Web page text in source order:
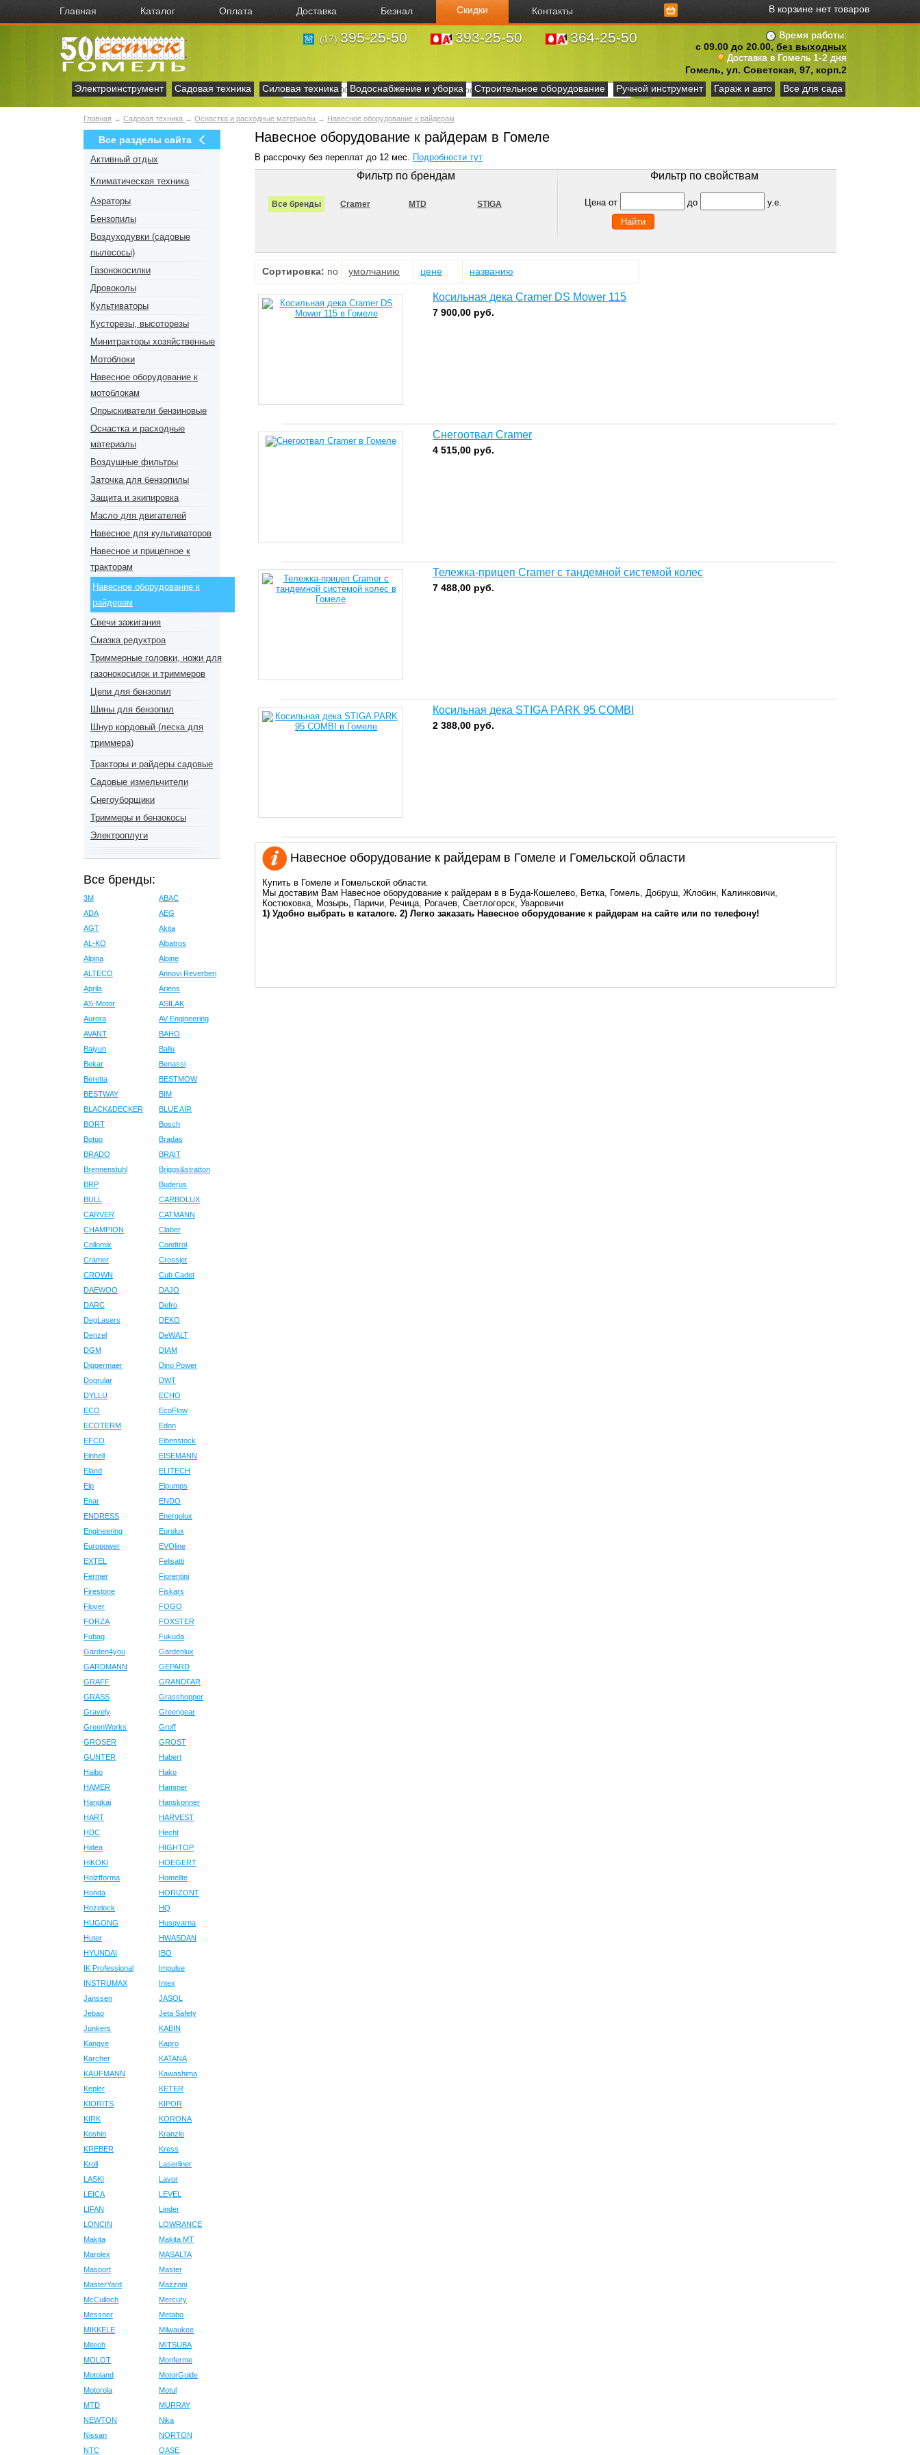
Главная Каталог Оплата Доставка Безнал Скидки Контакты В корзине нет товаров
Время работы:
с 09.00 до 20.00, без выходных
Доставка в Гомель 1-2 дня
Гомель, ул. Советская, 97, корп.2
(17) 395-25-50 393-25-50 364-25-50
Электроинструмент Садовая техника Силовая техника Водоснабжение и уборка Строительное оборудование Ручной инструмент Гараж и авто Все для сада
Главная → Садовая техника → Оснастка и расходные материалы → Навесное оборудование к райдерам
Все разделы сайта
Активный отдых
Климатическая техника
Аэраторы
Бензопилы
Воздуходувки (садовые
пылесосы)
Газонокосилки
Дровоколы
Культиваторы
Кусторезы, высоторезы
Минитракторы хозяйственные
Мотоблоки
Навесное оборудование к
мотоблокам
Опрыскиватели бензиновые
Оснастка и расходные
материалы
Воздушные фильтры
Заточка для бензопилы
Защита и экипировка
Масло для двигателей
Навесное для культиваторов
Навесное и прицепное к
тракторам
Навесное оборудование к
райдерам
Свечи зажигания
Смазка редуктроа
Триммерные головки, ножи для
газонокосилок и триммеров
Цепи для бензопил
Шины для бензопил
Шнур кордовый (леска для
триммера)
Тракторы и райдеры садовые
Садовые измельчители
Снегоуборщики
Триммеры и бензокосы
Электроплуги
Все бренды:
3M
ABAC
ADA
AEG
AGT
Akita
AL-KO
Albatros
Alpina
Alpine
ALTECO
Annovi Reverberi
Aprila
Ariens
AS-Motor
ASILAK
Aurora
AV Engineering
AVANT
BAHO
Baiyun
Ballu
Bekar
Benassi
Beretta
BESTMOW
BESTWAY
BIM
BLACK&DECKER
BLUE AIR
BORT
Bosch
Botuo
Bradas
BRADO
BRAIT
Brennenstuhl
Briggs&stratton
BRP
Buderus
BULL
CARBOLUX
CARVER
CATMANN
CHAMPION
Claber
Collomix
Condtrol
Cramer
Crossjet
CROWN
Cub Cadet
DAEWOO
DAJO
DARC
Defro
DegLasers
DEKO
Denzel
DeWALT
DGM
DIAM
Diggermaer
Dino Power
Dogrular
DWT
DYLLU
ECHO
ECO
EcoFlow
ECOTERM
Edon
EFCO
Eibenstock
Einhell
EISEMANN
Eland
ELITECH
Elp
Elpumps
Enar
ENDO
ENDRESS
Energolux
Engineering
Eurolux
Europower
EVOline
EXTEL
Felisatti
Fermer
Fiorentini
Firestone
Fiskars
Flover
FOGO
FORZA
FOXSTER
Fubag
Fukuda
Garden4you
Gardenlux
GARDMANN
GEPARD
GRAFF
GRANDFAR
GRASS
Grasshopper
Gravely
Greengear
GreenWorks
Groff
GROSER
GROST
GUNTER
Habert
Haibo
Hako
HAMER
Hammer
Hangkai
Hanskonner
HART
HARVEST
HDC
Hecht
Hidea
HIGHTOP
HiKOKI
HOEGERT
Holzfforma
Homelite
Honda
HORIZONT
Hozelock
HQ
HUGONG
Husqvarna
Huter
HWASDAN
HYUNDAI
IBO
IK Professional
Impulse
INSTRUMAX
Intex
Janssen
JASOL
Jebao
Jeta Safety
Junkers
KABIN
Kangye
Kapro
Karcher
KATANA
KAUFMANN
Kawashima
Kepler
KETER
KIORITS
KIPOR
KIRK
KORONA
Koshin
Kranzle
KREBER
Kress
Kroll
Laserliner
LASKI
Lavor
LEICA
LEVEL
LIFAN
Linder
LONCIN
LOWRANCE
Makita
Makita MT
Marolex
MASALTA
Masport
Master
MasterYard
Mazzoni
McCulloch
Mercury
Messner
Metabo
MIKKELE
Milwaukee
Mitech
MITSUBA
MOLOT
Monferme
Motoland
MotorGuide
Motorola
Motul
MTD
MURRAY
NEWTON
Nika
Nissan
NORTON
NTC
OASE
Навесное оборудование к райдерам в Гомеле
В рассрочку без переплат до 12 мес. Подробности тут
Фильтр по брендам
Все бренды Cramer MTD STIGA
Фильтр по свойствам
Цена от до у.е.
Сортировка: по умолчанию цене названию
Косильная дека Cramer DS Mower 115
7 900,00 руб.
Снегоотвал Cramer
4 515,00 руб.
Тележка-прицеп Cramer с тандемной системой колес
7 488,00 руб.
Косильная дека STIGA PARK 95 COMBI
2 388,00 руб.
Навесное оборудование к райдерам в Гомеле и Гомельской области
Купить в Гомеле и Гомельской области.
Мы доставим Вам Навесное оборудование к райдерам в в Буда-Кошелево, Ветка, Гомель, Добруш, Жлобин, Калинковичи,
Костюковка, Мозырь, Паричи, Речица, Рогачев, Светлогорск, Уваровичи
1) Удобно выбрать в каталоге. 2) Легко заказать Навесное оборудование к райдерам на сайте или по телефону!